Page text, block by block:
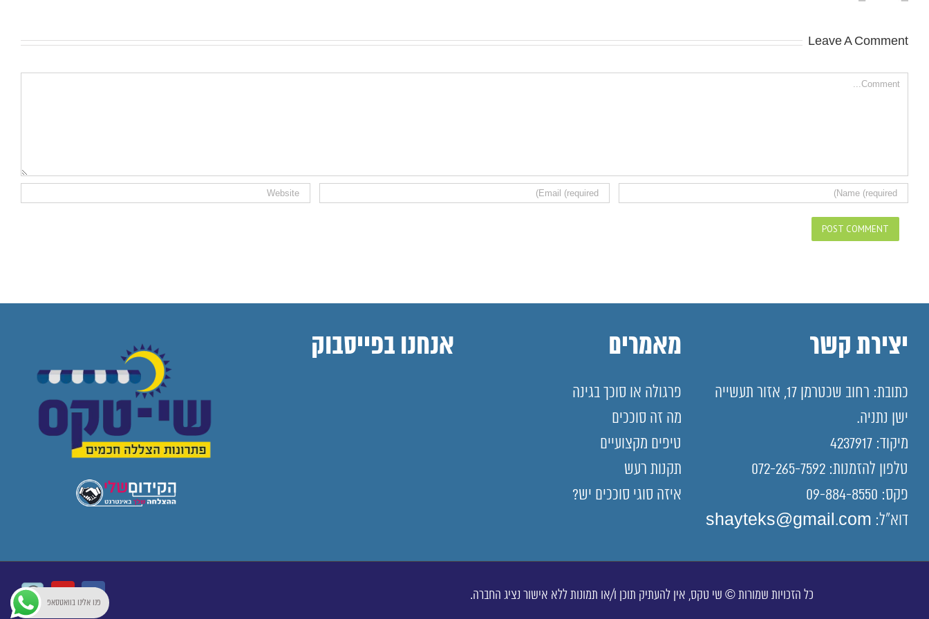
Leave A Comment
Comment
יצירת קשר
כתובת: רחוב שכטרמן 17, אזור תעשייה
ישן נתניה.
מיקוד: 4237917
טלפון להזמנות: 072-265-7592
פקס: 09-884-8550
דוא"ל: shayteks@gmail.com
מאמרים
פרגולה או סוכך בגינה
מה זה סוככים
טיפים מקצועיים
תקנות רעש
איזה סוגי סוככים יש?
אנחנו בפייסבוק
כל הזכויות שמורות © שי טקס, אין להעתיק תוכן ו/או תמונות ללא אישור נציג החברה. Youtube
Waze
פנו אלינו בוואטסאפ